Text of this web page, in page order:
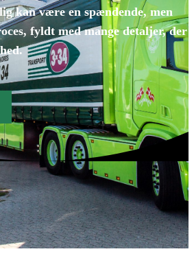
kan være en spændende, men
fyldt med mange detaljer, der